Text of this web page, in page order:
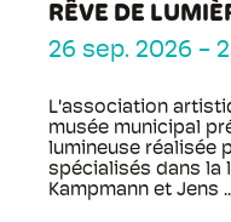
RÊVE DE
26 sep. 2026 -
L'association
musée municipal
lumineuse réalisée
spécialisés dans la
Kampmann et Jens